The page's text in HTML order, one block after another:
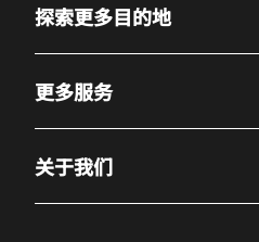
探索更多目的地
更多服务
关于我们